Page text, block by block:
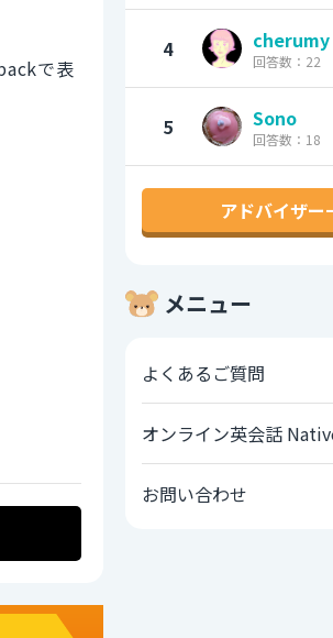
で表
4 cherumy
回答数：22
5 Sono
回答数：18
アドバイザー
メニュー
よくあるご質問
オンライン英会話
お問い合わせ